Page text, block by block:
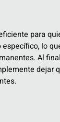
para
lo
Al
dejar